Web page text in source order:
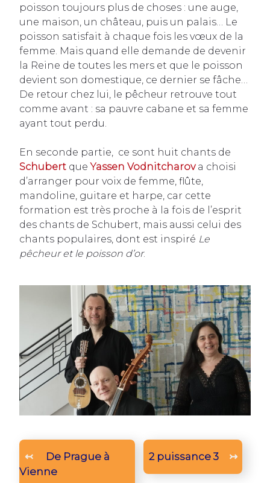
poisson toujours plus de choses : une auge,
une maison, un château, puis un palais… Le
poisson satisfait à chaque fois les vœux de la
femme. Mais quand elle demande de devenir
la Reine de toutes les mers et que le poisson
devient son domestique, ce dernier se fâche…
De retour chez lui, le pêcheur retrouve tout
comme avant : sa pauvre cabane et sa femme
ayant tout perdu.
En seconde partie, ce sont huit chants de
Schubert que Yassen Vodnitcharov a choisi
d’arranger pour voix de femme, flûte,
mandoline, guitare et harpe, car cette
formation est très proche à la fois de l’esprit
des chants de Schubert, mais aussi celui des
chants populaires, dont est inspiré Le
pêcheur et le poisson d’or.
Navigation
de
↢
De Prague à
Vienne
2 puissance 3 ↣